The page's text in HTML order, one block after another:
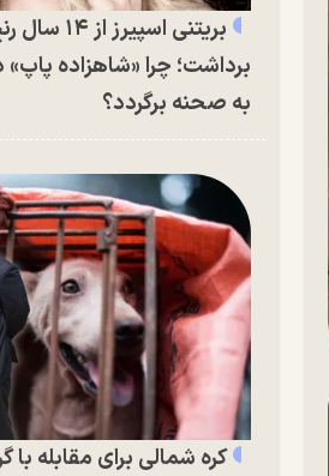
بریتنی
برداشت؛ چرا «شاهزاده
به صحنه برگردد؟
کره شمالی برای مقابله